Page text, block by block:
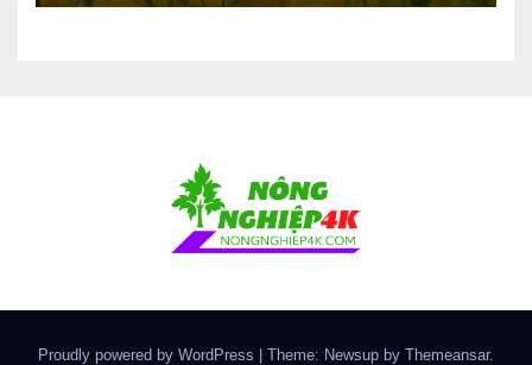
Proudly powered by WordPress Theme: Newsup by Themeansar.